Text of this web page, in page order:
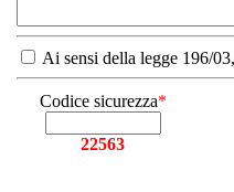
Ai sensi della legge 196/
Codice sicurezza*
22563